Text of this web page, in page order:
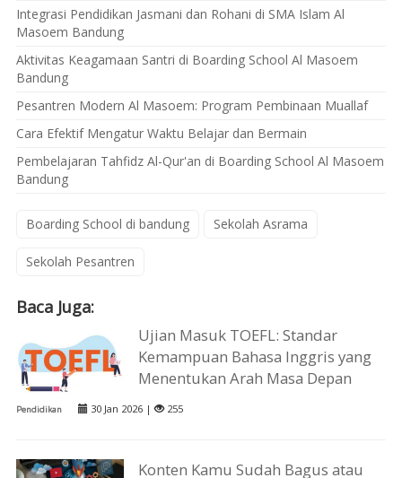
Integrasi Pendidikan Jasmani dan Rohani di SMA Islam Al
Masoem Bandung
Aktivitas Keagamaan Santri di Boarding School Al Masoem
Bandung
Pesantren Modern Al Masoem: Program Pembinaan Muallaf
Cara Efektif Mengatur Waktu Belajar dan Bermain
Pembelajaran Tahfidz Al-Qur'an di Boarding School Al Masoem
Bandung
Boarding School di bandung Sekolah Asrama
Sekolah Pesantren
Baca Juga:
Ujian Masuk TOEFL: Standar
Kemampuan Bahasa Inggris yang
Menentukan Arah Masa Depan
Pendidikan 30 Jan 2026 | 255
Konten Kamu Sudah Bagus atau